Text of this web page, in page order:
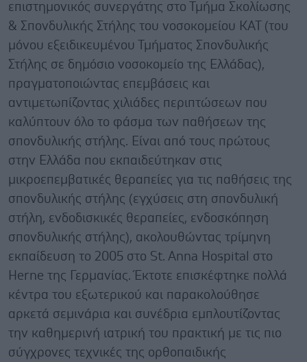
επιστημονικός συνεργάτης στο Τμήμα Σκολίωσης
& Σπονδυλικής Στήλης του νοσοκομείου ΚΑΤ (του
μόνου εξειδικευμένου Τμήματος Σπονδυλικής
Στήλης σε δημόσιο νοσοκομείο της Ελλάδας),
πραγματοποιώντας επεμβάσεις και
αντιμετωπίζοντας χιλιάδες περιπτώσεων που
καλύπτουν όλο το φάσμα των παθήσεων της
σπονδυλικής στήλης. Είναι από τους πρώτους
στην Ελλάδα που εκπαιδεύτηκαν στις
μικροεπεμβατικές θεραπείες για τις παθήσεις της
σπονδυλικής στήλης (εγχύσεις στη σπονδυλική
στήλη, ενδοδισκικές θεραπείες, ενδοσκόπηση
σπονδυλικής στήλης), ακολουθώντας τρίμηνη
εκπαίδευση το 2005 στο St. Anna Hospital στο
Herne της Γερμανίας. Έκτοτε επισκέφτηκε πολλά
κέντρα του εξωτερικού και παρακολούθησε
αρκετά σεμινάρια και συνέδρια εμπλουτίζοντας
την καθημερινή ιατρική του πρακτική με τις πιο
σύγχρονες τεχνικές της ορθοπαιδικής